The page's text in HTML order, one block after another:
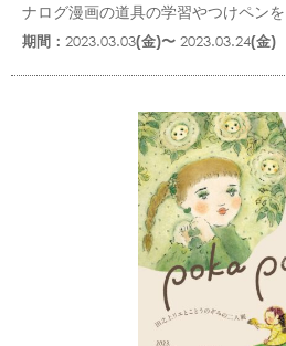
ナログ漫画の道具の学習やつけペン
期間： 2023.03.03(金)〜 2023.03.24(金)